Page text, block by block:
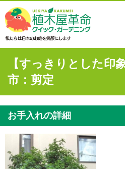
【すっきりとした印
市：剪定
お手入れの詳細